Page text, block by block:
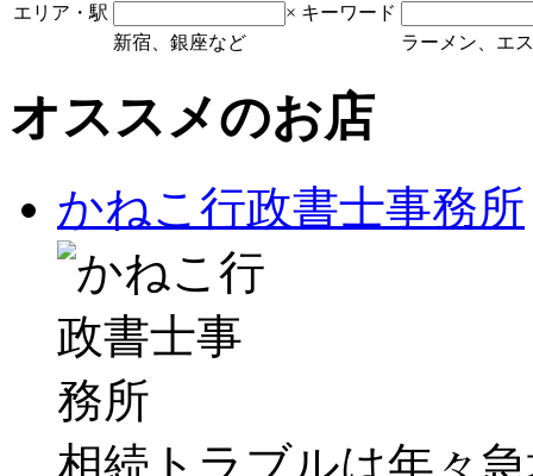
エリア・駅 × キーワード
新宿、銀座など
ラーメン、エ
オススメのお店
かねこ行政書士事務所
相続トラブルは年々